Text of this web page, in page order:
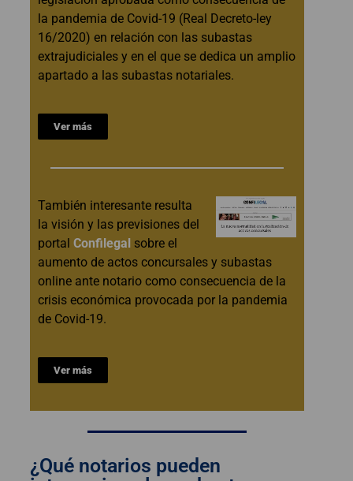
la pandemia de Covid-19 (Real Decreto-ley
16/2020) en relación con las subastas
extrajudiciales y en el que se dedica un amplio
apartado a las subastas notariales.
Ver más
También interesante resulta
la visión y las previsiones del
portal Confilegal sobre el
aumento de actos concursales y subastas
online ante notario como consecuencia de la
crisis económica provocada por la pandemia
de Covid-19.
Ver más
¿Qué notarios pueden